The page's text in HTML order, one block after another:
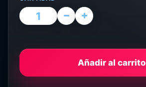
Añadir al carrito